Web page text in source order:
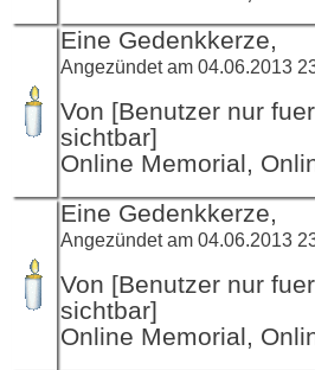
Eine Gedenkkerze,
Angezündet am 04.06.2013
Von [Benutzer nur
sichtbar]
Online Memorial,
Eine Gedenkkerze,
Angezündet am 04.06.2013
Von [Benutzer nur
sichtbar]
Online Memorial,